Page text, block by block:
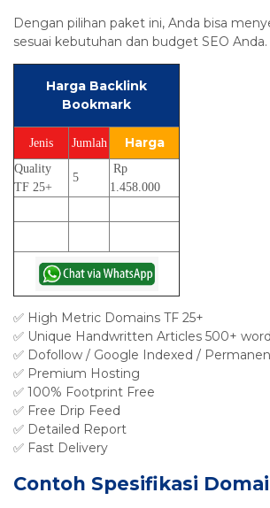
Dengan pilihan paket ini, Anda bisa
sesuai kebutuhan dan budget SEO Anda.
Harga Backlink
Bookmark
Jenis Jumlah Harga
Quality
TF 25+
5
Rp
1.458.000
✅ High Metric Domains TF 25+
✅ Unique Handwritten Articles 500+ word
✅ Dofollow / Google Indexed /
✅ Premium Hosting
✅ 100% Footprint Free
✅ Free Drip Feed
✅ Detailed Report
✅ Fast Delivery
Contoh Spesifikasi